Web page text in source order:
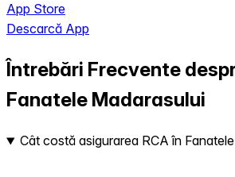
App Store
Descarcă App
Întrebări Frecvente
Fanatele Madarasului
Cât costă asigurarea RCA în